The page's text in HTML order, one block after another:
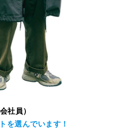
社員）
を選んでいます！